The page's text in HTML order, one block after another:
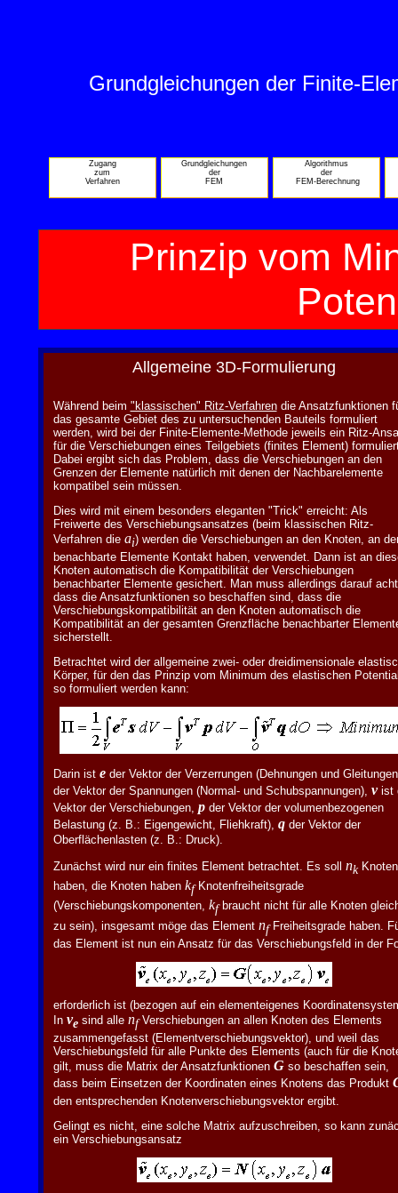
Grundgleichungen der Finite-
Zugang
zum
Verfahren
Grundgleichungen
der
FEM
Algorithmus
der
FEM-Berechnung
Prinzip vom
Allgemeine 3D-Formulierung
Während beim "klassischen" Ritz-Verfahrendie Ansatzfunktionen
das gesamte Gebiet des zu untersuchenden Bauteils formuliert
werden, wird bei der Finite-Elemente-Methode jeweils ein Ritz-
für die Verschiebungen eines Teilgebiets (finites Element)
Dabei ergibt sich das Problem, dass die Verschiebungen an den
Grenzen der Elemente natürlich mit denen der Nachbarelemente
kompatibel sein müssen.
Dies wird mit einem besonders eleganten "Trick" erreicht: Als
Freiwerte des Verschiebungsansatzes (beim klassischen Ritz-
Verfahren die ai) werden die Verschiebungen an den Knoten, an
benachbarte Elemente Kontakt haben, verwendet. Dann ist an
Knoten automatisch die Kompatibilität der Verschiebungen
benachbarter Elemente gesichert. Man muss allerdings darauf
dass die Ansatzfunktionen so beschaffen sind, dass die
Verschiebungskompatibilität an den Knoten automatisch die
Kompatibilität an der gesamten Grenzfläche benachbarter
sicherstellt.
Betrachtet wird der allgemeine zwei- oder dreidimensionale
Körper, für den das Prinzip vom Minimum des elastischen
so formuliert werden kann:
Darin ist eder Vektor der Verzerrungen (Dehnungen und
der Vektor der Spannungen (Normal- und Schubspannungen), vist
Vektor der Verschiebungen, pder Vektor der volumenbezogenen
Belastung (z. B.: Eigengewicht, Fliehkraft), qder Vektor der
Oberflächenlasten (z. B.: Druck).
Zunächst wird nur ein finites Element betrachtet. Es soll nkKnoten
haben, die Knoten haben kfKnotenfreiheitsgrade
(Verschiebungskomponenten, kfbraucht nicht für alle Knoten
zu sein), insgesamt möge das Element nfFreiheitsgrade haben.
das Element ist nun ein Ansatz für das Verschiebungsfeld in der
erforderlich ist (bezogen auf ein elementeigenes
In vesind alle nfVerschiebungen an allen Knoten des Elements
zusammengefasst (Elementverschiebungsvektor), und weil das
Verschiebungsfeld für alle Punkte des Elements (auch für die
gilt, muss die Matrix der Ansatzfunktionen Gso beschaffen sein,
dass beim Einsetzen der Koordinaten eines Knotens das Produkt
den entsprechenden Knotenverschiebungsvektor ergibt.
Gelingt es nicht, eine solche Matrix aufzuschreiben, so kann
ein Verschiebungsansatz